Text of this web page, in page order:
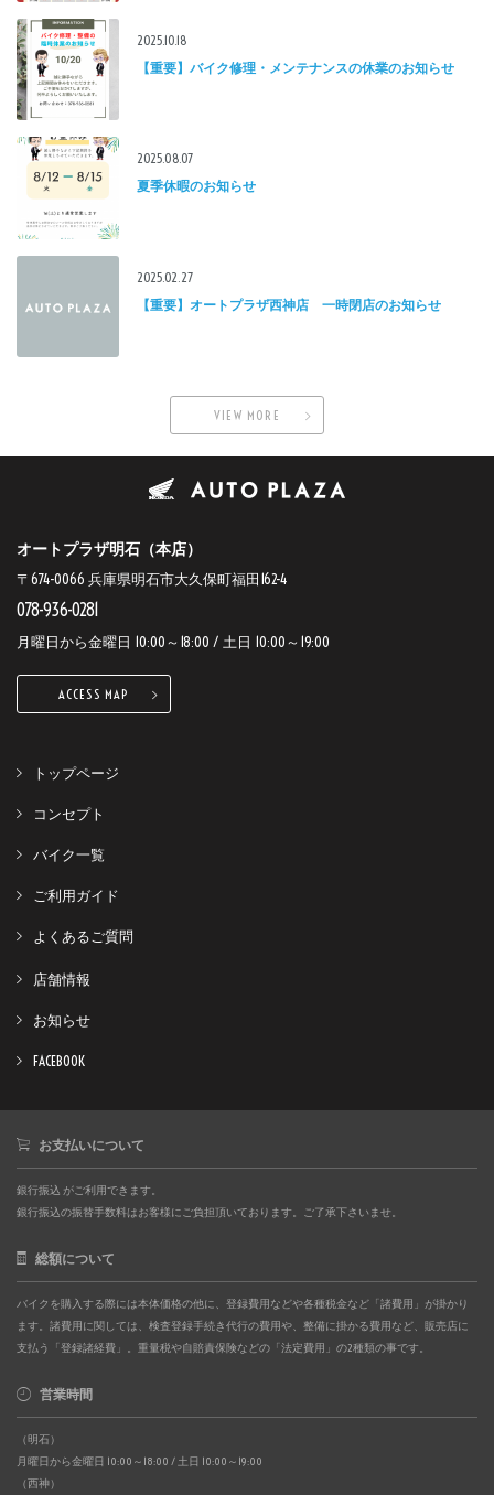
2025.10.18
【重要】バイク修理・メンテナンスの休業のお知らせ
2025.08.07
夏季休暇のお知らせ
2025.02.27
【重要】オートプラザ西神店 一時閉店のお知らせ
VIEW MORE
オートプラザ明石（本店）
〒674-0066 兵庫県明石市大久保町福田162-4
078-936-0281
月曜日から金曜日 10:00～18:00 / 土日 10:00～19:00
ACCESS MAP
トップページ
コンセプト
バイク一覧
ご利用ガイド
よくあるご質問
店舗情報
お知らせ
FACEBOOK
お支払いについて
銀行振込 がご利用できます。
銀行振込の振替手数料はお客様にご負担頂いております。ご了承下さいませ。
総額について
バイクを購入する際には本体価格の他に、登録費用などや各種税金など「諸費用」が掛かり
ます。諸費用に関しては、検査登録手続き代行の費用や、整備に掛かる費用など、販売店に
支払う「登録諸経費」。重量税や自賠責保険などの「法定費用」の2種類の事です。
営業時間
（明石）
月曜日から金曜日 10:00～18:00 / 土日 10:00～19:00
（西神）